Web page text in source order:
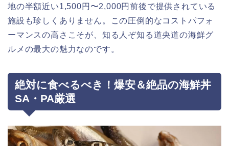
地の半額近い1,500円〜2,000円前後で提供されている
施設も珍しくありません。この圧倒的なコストパフォ
ーマンスの高さこそが、知る人ぞ知る道央道の海鮮グ
ルメの最大の魅力なのです。
絶対に食べるべき！爆安＆絶品の海鮮丼
SA・PA厳選